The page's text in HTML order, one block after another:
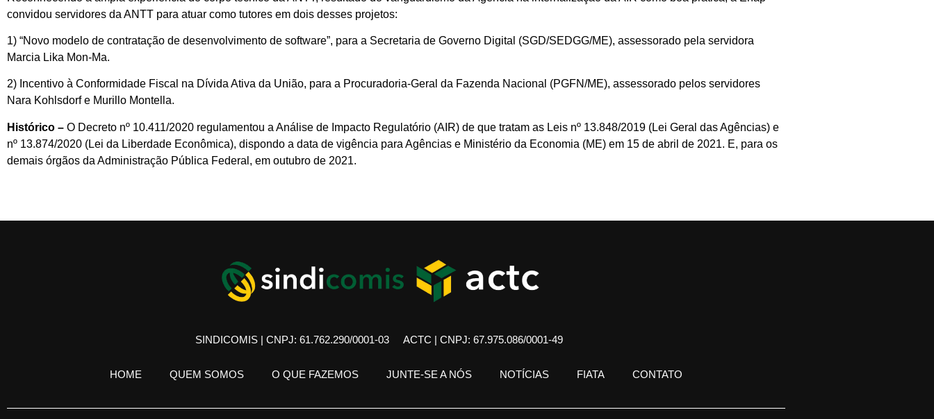
convidou servidores da ANTT para atuar como tutores em dois desses projetos:
1) “Novo modelo de contratação de desenvolvimento de software”, para a Secretaria de Governo Digital (SGD/SEDGG/ME), assessorado pela servidora
Marcia Lika Mon-Ma.
2) Incentivo à Conformidade Fiscal na Dívida Ativa da União, para a Procuradoria-Geral da Fazenda Nacional (PGFN/ME), assessorado pelos servidores
Nara Kohlsdorf e Murillo Montella.
Histórico – O Decreto nº 10.411/2020 regulamentou a Análise de Impacto Regulatório (AIR) de que tratam as Leis nº 13.848/2019 (Lei Geral das Agências) e
nº 13.874/2020 (Lei da Liberdade Econômica), dispondo a data de vigência para Agências e Ministério da Economia (ME) em 15 de abril de 2021. E, para os
demais órgãos da Administração Pública Federal, em outubro de 2021.
SINDICOMIS | CNPJ: 61.762.290/0001-03 ACTC | CNPJ: 67.975.086/0001-49
HOME QUEM SOMOS O QUE FAZEMOS JUNTE-SE A NÓS NOTÍCIAS FIATA CONTATO